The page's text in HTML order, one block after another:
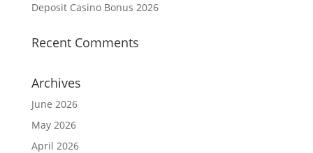
Deposit Casino Bonus 2026
Recent Comments
Archives
June 2026
May 2026
April 2026